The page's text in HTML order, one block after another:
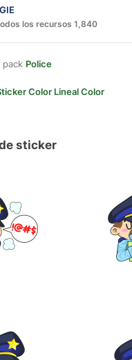
los recursos 1,840
Police
Color Lineal Color
sticker